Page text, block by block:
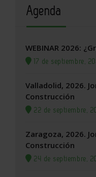
Agenda
WEBINAR 2026:
17 de septiembre,
Valladolid, 2026.
Construcción
22 de septiembre,
Zaragoza, 2026.
Construcción
24 de septiembre,